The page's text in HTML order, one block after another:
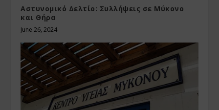
Αστυνομικό Δελτίο: Συλλήψεις σε Μύκονο
και Θήρα
June 26, 2024